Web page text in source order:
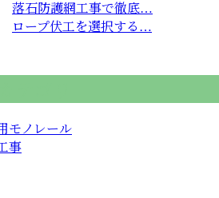
落石防護網工事で徹底…
ロープ伏工を選択する…
モノレール
事